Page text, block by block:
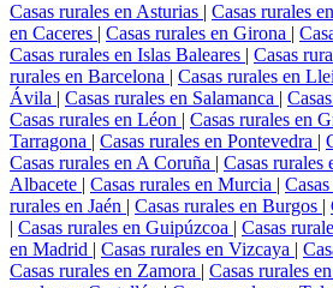
Casas rurales en Asturias | Casas rurales
en Caceres | Casas rurales en Girona |
Casas rurales en Islas Baleares | Casas
rurales en Barcelona | Casas rurales en
Ávila | Casas rurales en Salamanca |
Casas rurales en Léon | Casas rurales en
Tarragona | Casas rurales en Pontevedra |
Casas rurales en A Coruña | Casas rurales
Albacete | Casas rurales en Murcia |
rurales en Jaén | Casas rurales en Burgos |
| Casas rurales en Guipúzcoa | Casas
en Madrid | Casas rurales en Vizcaya |
Casas rurales en Zamora | Casas rurales